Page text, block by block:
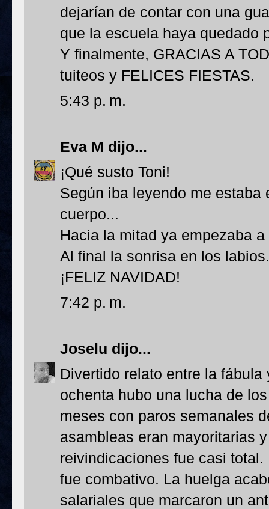
dejarían de contar con una
que la escuela haya quedado
Y finalmente, GRACIAS A
tuiteos y FELICES FIESTAS.
5:43 p. m.
Eva M dijo...
¡Qué susto Toni!
Según iba leyendo me estaba
cuerpo...
Hacia la mitad ya empezaba
Al final la sonrisa en los
¡FELIZ NAVIDAD!
7:42 p. m.
Joselu dijo...
Divertido relato entre la
ochenta hubo una lucha de
meses con paros semanales
asambleas eran mayoritarias
reivindicaciones fue casi
fue combativo. La huelga
salariales que marcaron un